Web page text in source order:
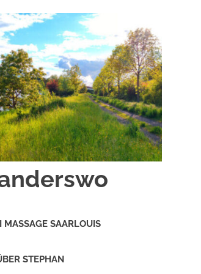
MASSAGE SAARLOUIS
STEPHAN